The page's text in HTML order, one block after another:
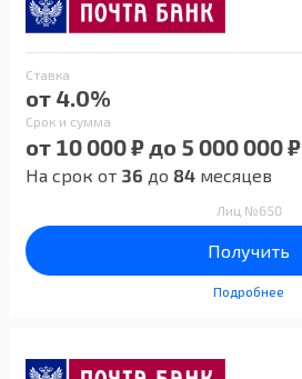
Ставка
от 4.0%
Срок и сумма
от 10 000 ₽ до 5 000 000 ₽
На срок от 36 до 84 месяцев
Лиц №650
Получить
Подробнее